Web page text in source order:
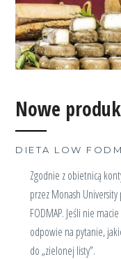
Nowe
DIETA LOW
Zgodnie z obietnicą
przez Monash
FODMAP. Jeśli nie
odpowie na pytanie,
do „zielonej listy”.